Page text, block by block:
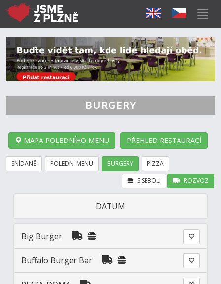
BURGERY
MAPA POLEDNÍHO MENU PŘEHLED RESTAURACÍ
SNÍDANĚ POLEDNÍ MENU BURGERY PIZZA
ROZVOZ
S SEBOU
DATUM
Big Burger
Buffalo Burger Bar